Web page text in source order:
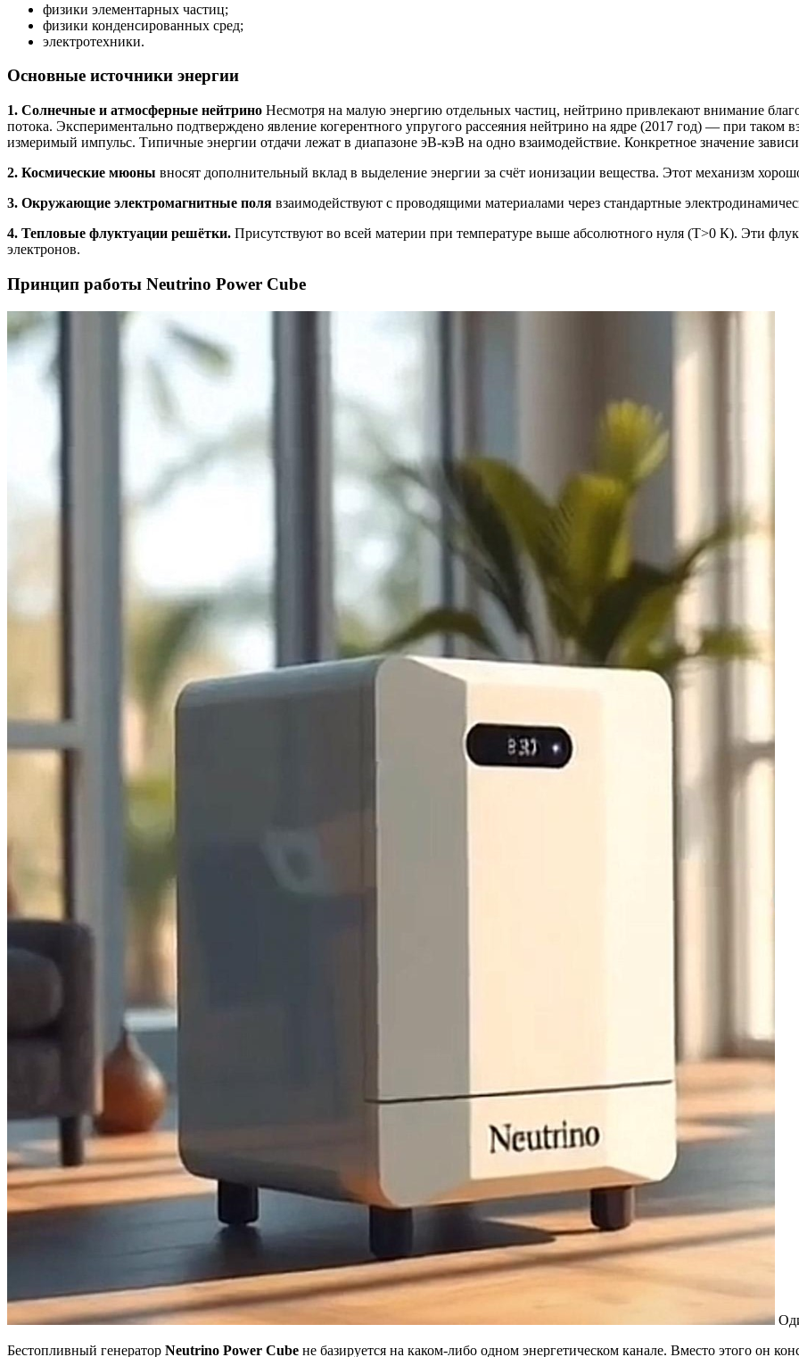
физики элементарных частиц;
физики конденсированных сред;
электротехники.
Основные источники энергии
1. Солнечные и атмосферные нейтрино Несмотря на малую энергию отдельных частиц, нейтрино привлекают внимание
потока. Экспериментально подтверждено явление когерентного упругого рассеяния нейтрино на ядре (2017 год) — при
измеримый импульс. Типичные энергии отдачи лежат в диапазоне эВ-кэВ на одно взаимодействие. Конкретное значение
2. Космические мюоны вносят дополнительный вклад в выделение энергии за счёт ионизации вещества. Этот механизм
3. Окружающие электромагнитные поля взаимодействуют с проводящими материалами через стандартные
4. Тепловые флуктуации решётки. Присутствуют во всей материи при температуре выше абсолютного нуля (T>0 К). Эти
электронов.
Принцип работы Neutrino Power Cube
Бестопливный генератор Neutrino Power Cube не базируется на каком-либо одном энергетическом канале. Вместо этого он